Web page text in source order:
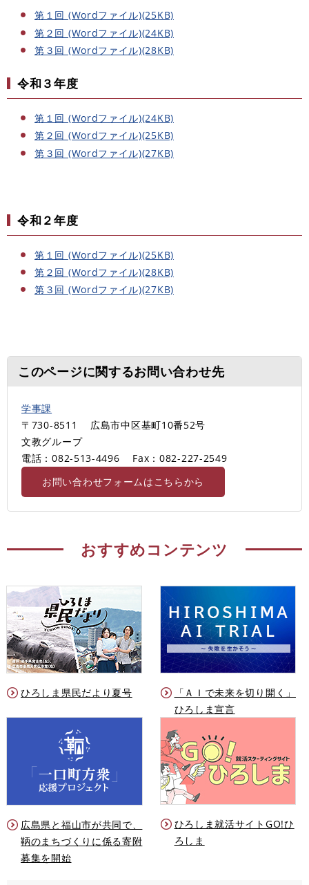
第１回 (Wordファイル)(25KB)
第２回 (Wordファイル)(24KB)
第３回 (Wordファイル)(28KB)
令和３年度
第１回 (Wordファイル)(24KB)
第２回 (Wordファイル)(25KB)
第３回 (Wordファイル)(27KB)
令和２年度
第１回 (Wordファイル)(25KB)
第２回 (Wordファイル)(28KB)
第３回 (Wordファイル)(27KB)
このページに関するお問い合わせ先
学事課
〒730-8511
広島市中区基町10番52号
文教グループ
電話：082-513-4496
Fax：082-227-2549
お問い合わせフォームはこちらから
おすすめコンテンツ
ひろしま県民だより夏号
「ＡＩで未来を切り開く」
ひろしま宣言
広島県と福山市が共同で、
鞆のまちづくりに係る寄附
募集を開始
ひろしま就活サイトGO!ひ
ろしま